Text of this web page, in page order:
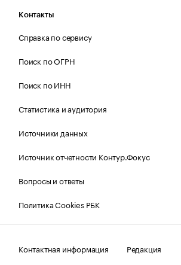
Контакты
Справка по сервису
Поиск по ОГРН
Поиск по ИНН
Статистика и аудитория
Источники данных
Источник отчетности Контур.Фокус
Вопросы и ответы
Политика Cookies РБК
Контактная информация Редакция